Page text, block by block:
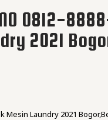
0812-
2021
Mesin Laundry 2021